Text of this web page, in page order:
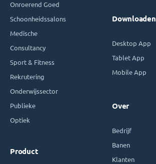
Onroerend Goed
Schoonheidssalons
Medische
Consultancy
Sport & Fitness
Rekrutering
Onderwijssector
Publieke
Optiek
Product
Downloaden
Desktop App
Tablet App
Mobile App
Over
Bedrijf
Banen
Klanten